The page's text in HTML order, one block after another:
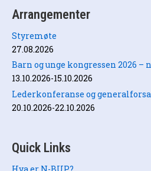
Arrangementer
Styremøte
27.08.2026
Barn og unge kongressen 2026
13.10.2026-15.10.2026
Lederkonferanse og
20.10.2026-22.10.2026
Quick Links